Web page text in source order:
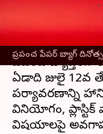
ప్రపంచ పేపర్ బ్యాగ్
ప్రపంచ
ఏడాది జులై 12వ
పర్యావరణాన్ని
వినియోగం, ప్లాస్టిక్
విషయాలపై